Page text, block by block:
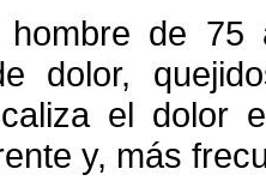
hombre de 75
dolor,
el dolor
y, más